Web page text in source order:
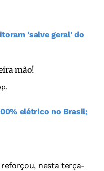
'salve geral' do
mão!
elétrico no Brasil;
nesta terça-